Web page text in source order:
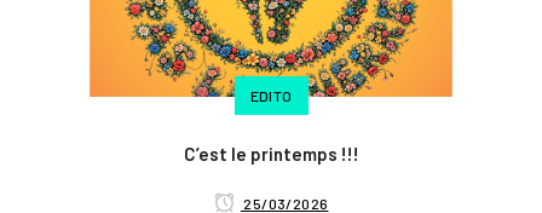
EDITO
C’est le printemps !!!
25/03/2026